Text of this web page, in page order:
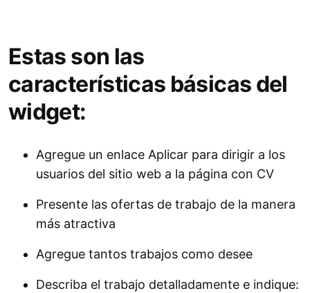
Estas son las
características básicas del
widget:
Agregue un enlace Aplicar para dirigir a los
usuarios del sitio web a la página con CV
Presente las ofertas de trabajo de la manera
más atractiva
Agregue tantos trabajos como desee
Describa el trabajo detalladamente e indique: